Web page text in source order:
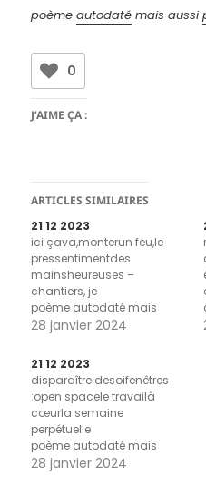
poèmeautodaté mais aussi
0
J’AIME ÇA :
ARTICLES SIMILAIRES
21 12 2023
ici çava,monterun feu,le
pressentimentdes
mainsheureuses –
chantiers, je
poème autodaté mais
aussi poème de titres
28 janvier 2024
21 12 2023
disparaître desoifenêtres
:open spacele travailà
cœurla semaine
perpétuelle
poème autodaté mais
aussi poème de titres
28 janvier 2024